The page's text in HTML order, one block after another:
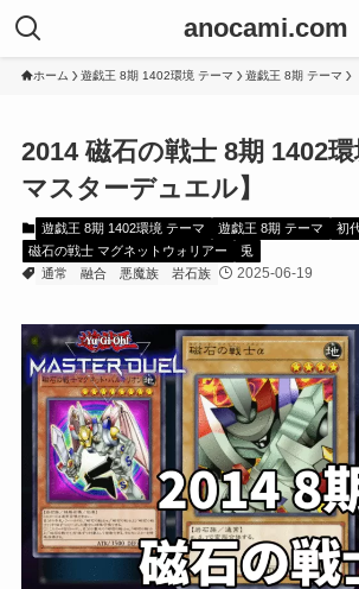
anocami.com
ホーム 遊戯王 8期 1402環境 テーマ 遊戯王 8期 テーマ
2014 磁石の戦士 8期 1402
マスターデュエル】
遊戯王 8期 1402環境 テーマ 遊戯王 8期 テーマ 初
磁石の戦士 マグネットウォリアー
兎
通常
融合 悪魔族 岩石族 2025-06-19